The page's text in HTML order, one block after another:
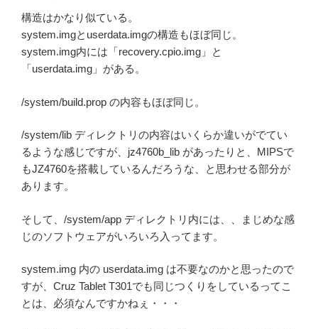
構造はかなり似ている。
system.imgとuserdata.imgの構造もほぼ同じ。
system.img内には「recovery.cpio.img」と
「userdata.img」がある。
/system/build.prop の内容もほぼ同じ。
/system/lib ディレクトリの内容はいくらか違いがでてい
るような感じですが、jz4760b_lib があったりと、MIPSで
もJZ4760を搭載しているんだろうな、と思わせる部分が
あります。
そして、/system/app ディレクトリ内には、、まじめな感
じのソフトウェアがいろいろ入ってます。
system.img 内の userdata.img は不要なのかと思ったので
すが、Cruz Tablet T301でも同じつくりをしているってこ
とは、必須なんですかねぇ・・・